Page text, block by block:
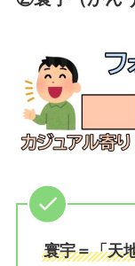
寰宇＝「天